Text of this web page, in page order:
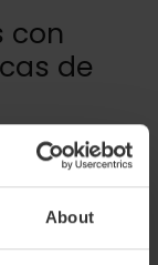
About
con
de
a los sabores
que
¿Deseas